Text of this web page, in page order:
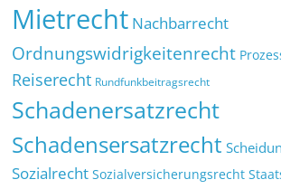
Mietrecht Nachbarrecht
Ordnungswidrigkeitenrecht
Reiserecht Rundfunkbeitragsrecht
Schadenersatzrecht
Schadensersatzrecht
Sozialrecht Sozialversicherungsrecht